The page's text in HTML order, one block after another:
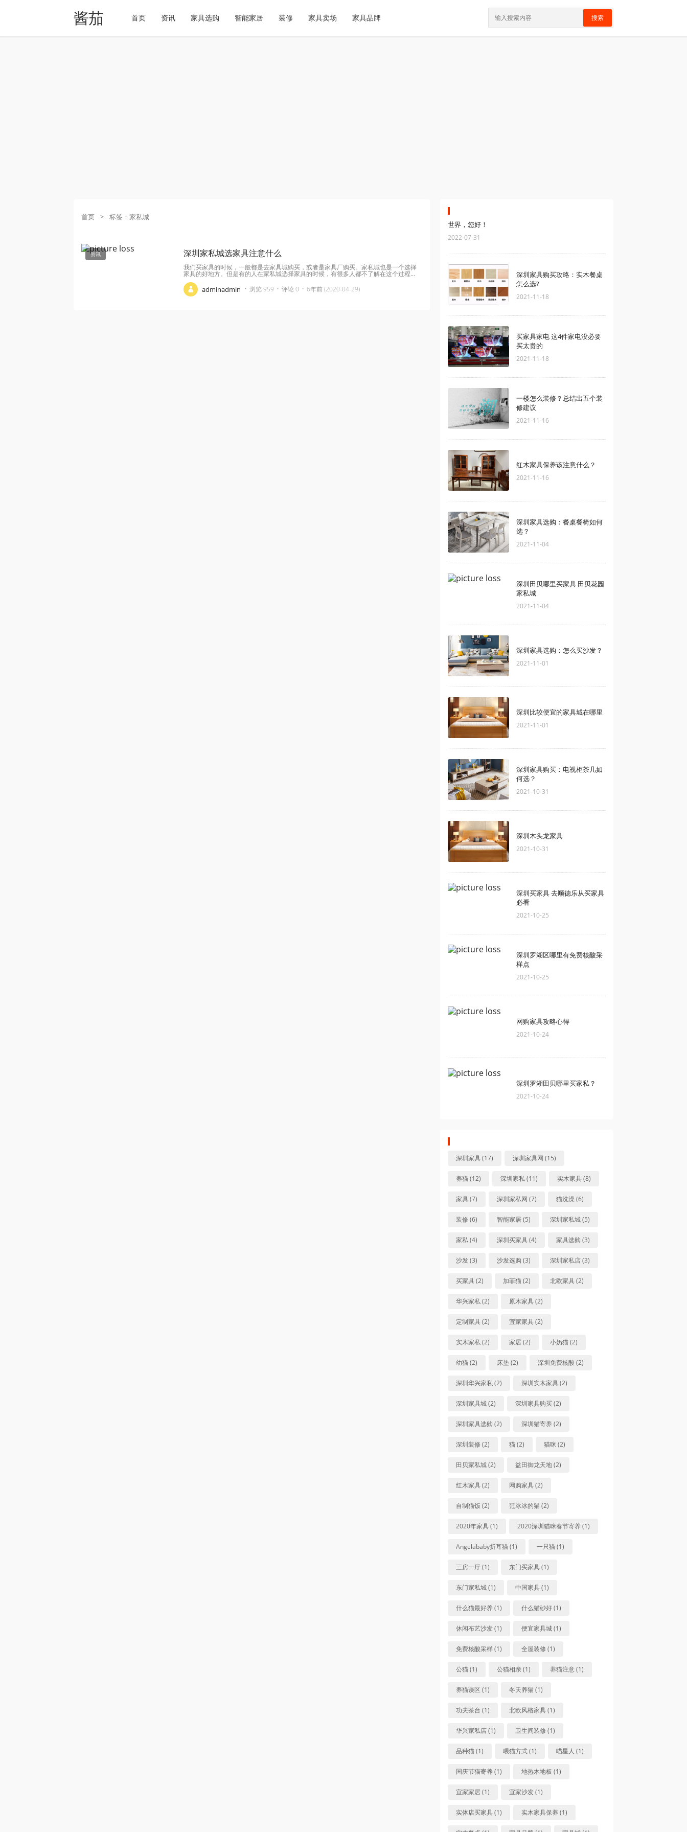
酱茄 首页 资讯 家具选购 智能家居 装修 家具卖场 家具品牌 搜索
首页 > 标签：家私城
资讯 深圳家私城选家具注意什么
我们买家具的时候，一般都是去家具城购买，或者是家具厂购买。家私城也是一个选择
家具的好地方。但是有的人在家私城选择家具的时候，有很多人都不了解在这个过程...
adminadmin · 浏览 959 · 评论 0 · 6年前 (2020-04-29)
世界，您好！
2022-07-31
深圳家具购买攻略：实木餐桌
怎么选?
2021-11-18
买家具家电 这4件家电没必要
买太贵的
2021-11-18
一楼怎么装修？总结出五个装
修建议
2021-11-16
红木家具保养该注意什么？
2021-11-16
深圳家具选购：餐桌餐椅如何
选？
2021-11-04
深圳田贝哪里买家具 田贝花园
家私城
2021-11-04
深圳家具选购：怎么买沙发？
2021-11-01
深圳比较便宜的家具城在哪里
2021-11-01
深圳家具购买：电视柜茶几如
何选？
2021-10-31
深圳木头龙家具
2021-10-31
深圳买家具 去顺德乐从买家具
必看
2021-10-25
深圳罗湖区哪里有免费核酸采
样点
2021-10-25
网购家具攻略心得
2021-10-24
深圳罗湖田贝哪里买家私？
2021-10-24
深圳家具 (17) 深圳家具网 (15)
养猫 (12) 深圳家私 (11) 实木家具 (8)
家具 (7) 深圳家私网 (7) 猫洗澡 (6)
装修 (6) 智能家居 (5) 深圳家私城 (5)
家私 (4) 深圳买家具 (4) 家具选购 (3)
沙发 (3) 沙发选购 (3) 深圳家私店 (3)
买家具 (2) 加菲猫 (2) 北欧家具 (2)
华兴家私 (2) 原木家具 (2)
定制家具 (2) 宜家家具 (2)
实木家私 (2) 家居 (2) 小奶猫 (2)
幼猫 (2) 床垫 (2) 深圳免费核酸 (2)
深圳华兴家私 (2) 深圳实木家具 (2)
深圳家具城 (2) 深圳家具购买 (2)
深圳家具选购 (2) 深圳猫寄养 (2)
深圳装修 (2) 猫 (2) 猫咪 (2)
田贝家私城 (2) 益田御龙天地 (2)
红木家具 (2) 网购家具 (2)
自制猫饭 (2) 范冰冰的猫 (2)
2020年家具 (1) 2020深圳猫咪春节寄养 (1)
Angelababy折耳猫 (1) 一只猫 (1)
三房一厅 (1) 东门买家具 (1)
东门家私城 (1) 中国家具 (1)
什么猫最好养 (1) 什么猫砂好 (1)
休闲布艺沙发 (1) 便宜家具城 (1)
免费核酸采样 (1) 全屋装修 (1)
公猫 (1) 公猫相亲 (1) 养猫注意 (1)
养猫误区 (1) 冬天养猫 (1)
功夫茶台 (1) 北欧风格家具 (1)
华兴家私店 (1) 卫生间装修 (1)
品种猫 (1) 喂猫方式 (1) 喵星人 (1)
国庆节猫寄养 (1) 地热木地板 (1)
宜家家居 (1) 宜家沙发 (1)
实体店买家具 (1) 实木家具保养 (1)